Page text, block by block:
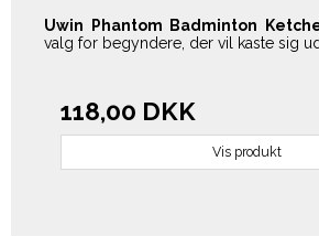
Uwin Phantom Badminton
valg for begyndere, der vil kaste sig
118,00 DKK
Vis produkt